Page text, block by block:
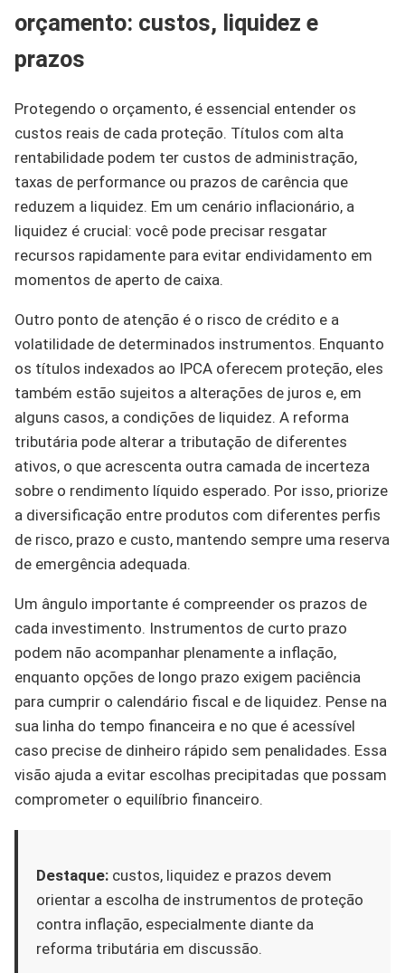
orçamento: custos, liquidez e
prazos
Protegendo o orçamento, é essencial entender os
custos reais de cada proteção. Títulos com alta
rentabilidade podem ter custos de administração,
taxas de performance ou prazos de carência que
reduzem a liquidez. Em um cenário inflacionário, a
liquidez é crucial: você pode precisar resgatar
recursos rapidamente para evitar endividamento em
momentos de aperto de caixa.
Outro ponto de atenção é o risco de crédito e a
volatilidade de determinados instrumentos. Enquanto
os títulos indexados ao IPCA oferecem proteção, eles
também estão sujeitos a alterações de juros e, em
alguns casos, a condições de liquidez. A reforma
tributária pode alterar a tributação de diferentes
ativos, o que acrescenta outra camada de incerteza
sobre o rendimento líquido esperado. Por isso, priorize
a diversificação entre produtos com diferentes perfis
de risco, prazo e custo, mantendo sempre uma reserva
de emergência adequada.
Um ângulo importante é compreender os prazos de
cada investimento. Instrumentos de curto prazo
podem não acompanhar plenamente a inflação,
enquanto opções de longo prazo exigem paciência
para cumprir o calendário fiscal e de liquidez. Pense na
sua linha do tempo financeira e no que é acessível
caso precise de dinheiro rápido sem penalidades. Essa
visão ajuda a evitar escolhas precipitadas que possam
comprometer o equilíbrio financeiro.
Destaque: custos, liquidez e prazos devem
orientar a escolha de instrumentos de proteção
contra inflação, especialmente diante da
reforma tributária em discussão.